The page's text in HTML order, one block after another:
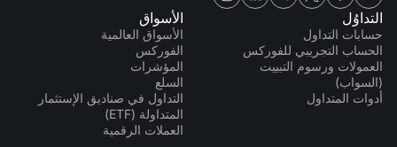
التداوُل
حسابات التداول
الحساب التجريبي للفوركس
العمولات ورسوم التبييت
(السواب)
أدوات المتداول
الأسواق
الأسواق العالمية
الفوركس
المؤشرات
السلع
التداول في صناديق الإستثمار
المتداولة (ETF)
العملات الرقمية